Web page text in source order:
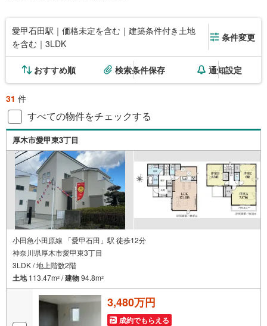
愛甲石田駅｜価格未定を含む｜建築条件付き土地
を含む｜3LDK
条件変更
おすすめ順 検索条件保存 通知設定
31 件
すべての物件をチェックする
厚木市愛甲東3丁目
小田急小田原線 「愛甲石田」駅 徒歩12分
神奈川県厚木市愛甲東3丁目
3LDK / 地上階数2階
土地113.47m2 /建物94.8m2
3,480万円
成約でもらえる